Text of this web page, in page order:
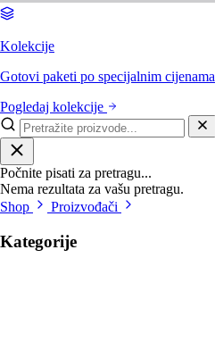
Kolekcije
Gotovi paketi po specijalnim cijenama
Pogledaj kolekcije
Počnite pisati za pretragu...
Nema rezultata za vašu pretragu.
Shop
Proizvođači
Kategorije